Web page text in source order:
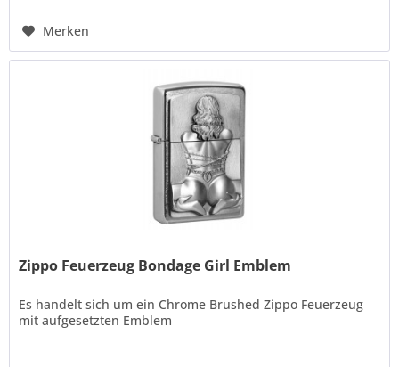
Merken
Zippo Feuerzeug Bondage Girl Emblem
Es handelt sich um ein Chrome Brushed Zippo Feuerzeug
mit aufgesetzten Emblem